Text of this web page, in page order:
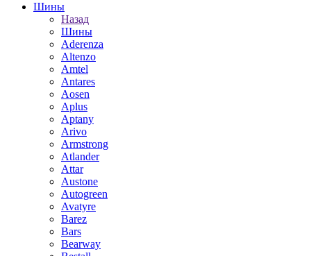
Шины
Назад
Шины
Aderenza
Altenzo
Amtel
Antares
Aosen
Aplus
Aptany
Arivo
Armstrong
Atlander
Attar
Austone
Autogreen
Avatyre
Barez
Bars
Bearway